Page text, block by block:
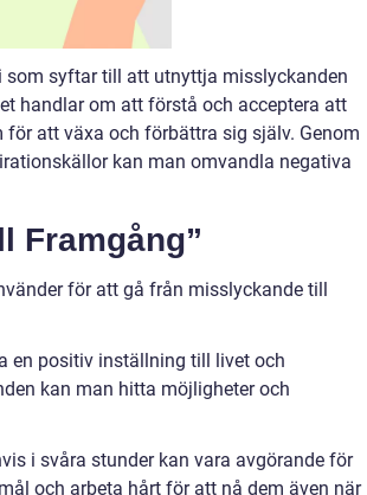
som syftar till att utnyttja misslyckanden
handlar om att förstå och acceptera att
att växa och förbättra sig själv. Genom
kan man omvandla negativa
Framgång”
för att gå från misslyckande till
en positiv inställning till livet och
kan man hitta möjligheter och
i svåra stunder kan vara avgörande för
och arbeta hårt för att nå dem även när